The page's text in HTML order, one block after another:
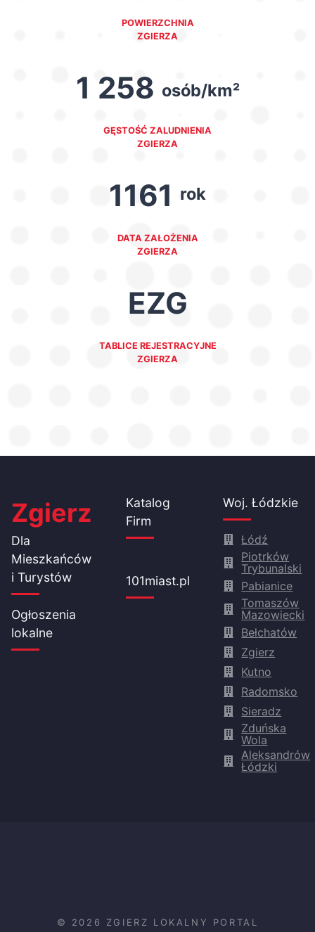
POWIERZCHNIA
ZGIERZA
1 258 osób/km²
GĘSTOŚĆ ZALUDNIENIA
ZGIERZA
1161 rok
DATA ZAŁOŻENIA
ZGIERZA
EZG
TABLICE REJESTRACYJNE
ZGIERZA
Zgierz
Dla
Mieszkańców
i Turystów
Ogłoszenia
lokalne
Katalog
Firm
101miast.pl
Woj. Łódzkie
Łódź
Piotrków
Trybunalski
Pabianice
Tomaszów
Mazowiecki
Bełchatów
Zgierz
Kutno
Radomsko
Sieradz
Zduńska
Wola
Aleksandrów
Łódzki
© 2026 ZGIERZ LOKALNY PORTAL